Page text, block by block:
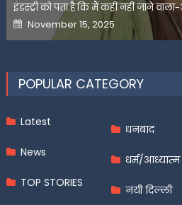
इंडस्ट्री को पता है कि मैं कहीं नहीं जाने
Posted
on
November 15, 2025
POPULAR CATEGORY
Latest
News
TOP STORIES
धनबाद
धर्म/आध्यात्म
नयी दिल्ली